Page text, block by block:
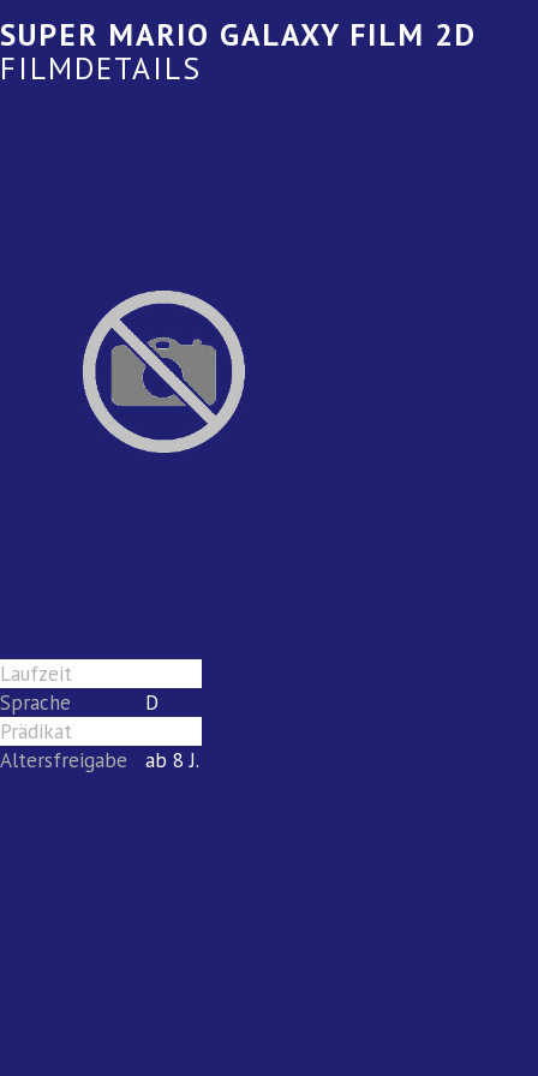
SUPER MARIO GALAXY FILM 2D
FILMDETAILS
Laufzeit
Sprache
D
Prädikat
Altersfreigabe
ab 8 J.